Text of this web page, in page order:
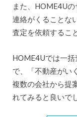
また、HOME4U
連絡がくることな
査定を依頼するこ
HOME4Uでは一
で、「不動産がい
複数の会社から提
れてみると良いで